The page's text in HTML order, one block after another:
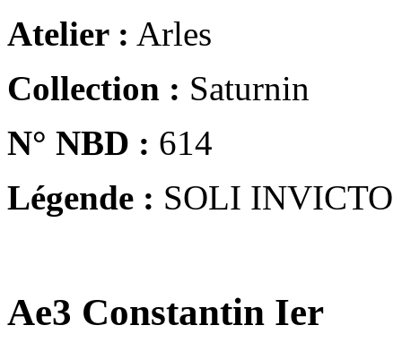
Atelier : Arles
Collection : Saturnin
N° NBD : 614
Légende : SOLI
Ae3 Constantin Ier